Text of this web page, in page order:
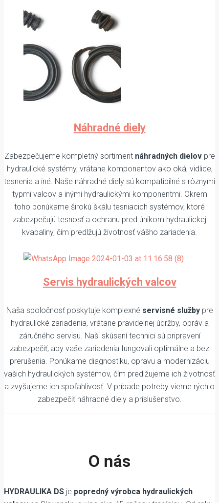
Náhradné diely
Zabezpečujeme kompletný sortiment náhradných dielovpre
hydraulické systémy, vrátane komponentov ako oká, vidlice,
tesnenia a iné. Naše náhradné diely sú kompatibilné s rôznymi
typmi valcov a inými hydraulickými komponentmi. Okrem
toho ponúkame širokú škálu tesniacich systémov, ktoré
zabezpečujú tesnosť a ochranu pred únikom hydraulickej
kvapaliny, čím predlžujú životnosť vášho zariadenia.
Servis hydraulických valcov
Naša spoločnosť poskytuje komplexné servisné službypre
hydraulické zariadenia, vrátane pravidelnej údržby, opráv a
záručného servisu. Naši skúsení technici sú pripravení
zabezpečiť, aby vaše zariadenia fungovali optimálne a bez
prerušenia. Ponúkame diagnostiku, opravu a modernizáciu
vašich hydraulických systémov, čím predlžujeme ich životnosť
a zvyšujeme ich spoľahlivosť. V prípade potreby vieme rýchlo
zabezpečiť náhradné diely a príslušenstvo.
O nás
HYDRAULIKA DS je popredný výrobca hydraulických